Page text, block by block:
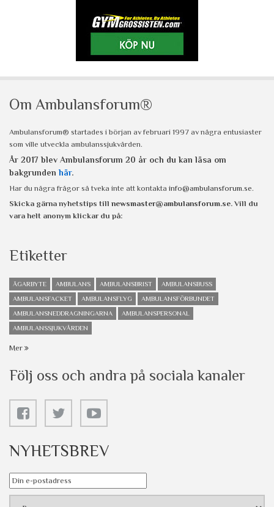
Om Ambulansforum®
Ambulansforum® startades i början av februari 1997 av några entusiaster
som ville utveckla ambulanssjukvården.
År 2017 blev Ambulansforum 20 år och du kan läsa om
bakgrunden här.
Har du några frågor så tveka inte att kontakta info@ambulansforum.se.
Skicka gärna nyhetstips till newsmaster@ambulansforum.se. Vill du
vara helt anonym klickar du på:
Etiketter
ÄGARBYTE AMBULANS AMBULANSBRIST
AMBULANSBUSS
AMBULANSFACKET
AMBULANSFLYG
AMBULANSFÖRBUNDET
AMBULANSNEDDRAGNINGARNA
AMBULANSPERSONAL
AMBULANSSJUKVÅRDEN
Mer
Följ oss och andra på sociala kanaler
NYHETSBREV